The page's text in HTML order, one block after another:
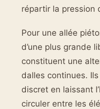
répartir la pression
Pour une allée
d’une plus grande
constituent une
dalles continues.
discret en laissant
circuler entre les